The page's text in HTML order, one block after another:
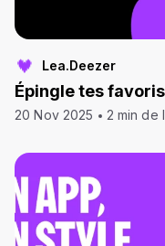
Lea.Deezer
Épingle tes
20 Nov 2025 2 min de